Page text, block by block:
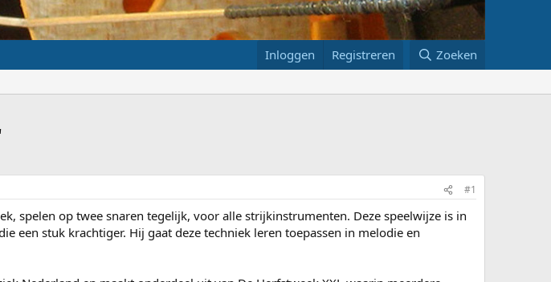
Inloggen Registreren Zoeken
#1
spelen op twee snaren tegelijk, voor alle strijkinstrumenten. Deze speelwijze is in
een stuk krachtiger. Hij gaat deze techniek leren toepassen in melodie en